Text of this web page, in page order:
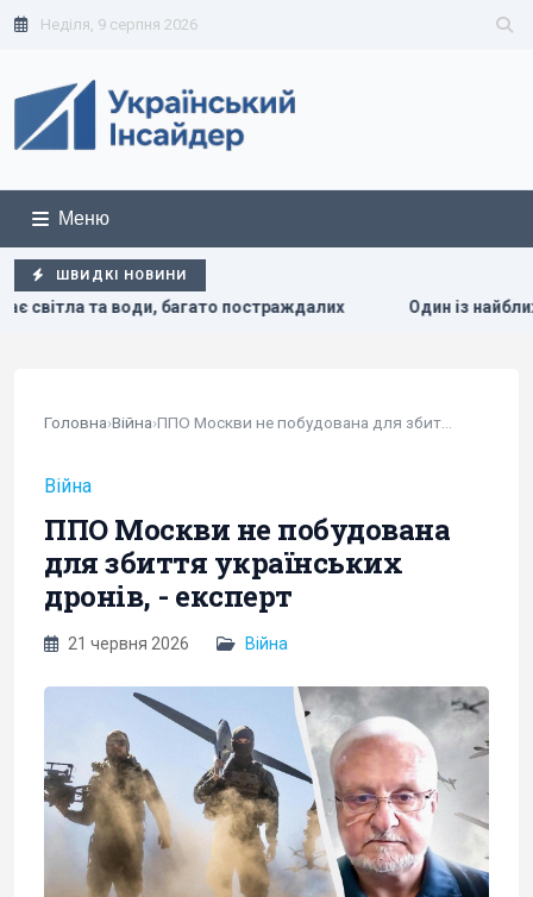
Неділя, 9 серпня 2026
Меню
ШВИДКІ НОВИНИ
Один із найближчих соратників Асада
Головна›Війна›
Війна
ППО Москви не побудована
для збиття українських
дронів, - експерт
21 червня 2026 Війна